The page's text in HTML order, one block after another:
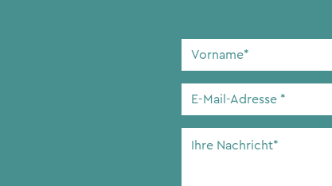
Vorname
E-
Adresse*